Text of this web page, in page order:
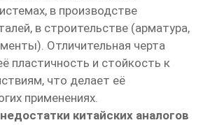
в производстве
в строительстве (арматура,
Отличительная черта
пластичность и стойкость к
что делает её
применениях.
китайских аналогов